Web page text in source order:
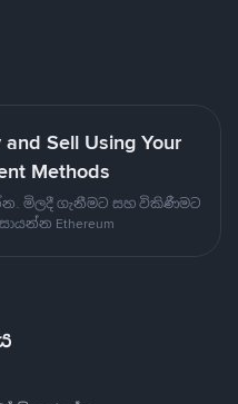
Sell Using Your
Methods
මිලදී ගැනීමට සහ විකිණීමට
Ethereum